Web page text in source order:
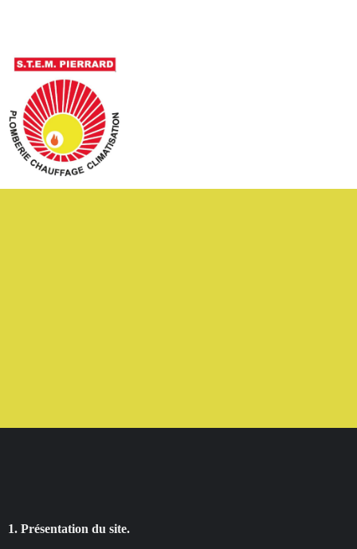
1. Présentation du site.